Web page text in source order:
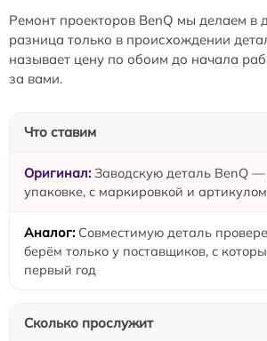
Ремонт проекторов BenQ мы делаем в
разница только в происхождении
называет цену по обоим до начала
за вами.
Что ставим
Заводскую деталь BenQ
упаковке, с маркировкой и
Совместимую деталь
берём только у поставщиков, с
первый год
Сколько прослужит